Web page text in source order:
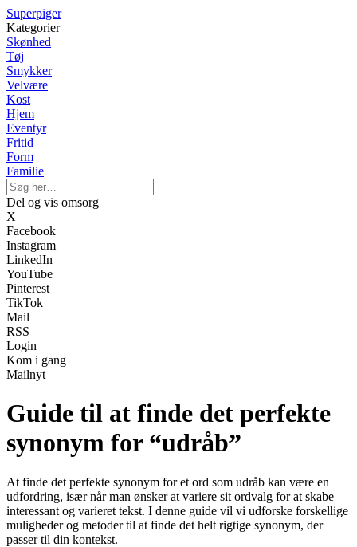
Superpiger
Kategorier
Skønhed
Tøj
Smykker
Velvære
Kost
Hjem
Eventyr
Fritid
Form
Familie
Del og vis omsorg
X
Facebook
Instagram
LinkedIn
YouTube
Pinterest
TikTok
Mail
RSS
Login
Kom i gang
Mailnyt
Guide til at finde det perfekte
synonym for “udråb”
At finde det perfekte synonym for et ord som udråb kan være en
udfordring, især når man ønsker at variere sit ordvalg for at skabe
interessant og varieret tekst. I denne guide vil vi udforske forskellige
muligheder og metoder til at finde det helt rigtige synonym, der
passer til din kontekst.